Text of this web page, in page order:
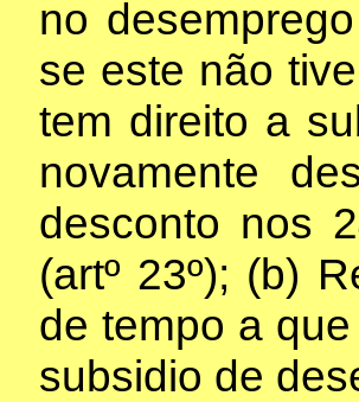
no
se este não
tem direito a
novamente
desconto nos
(artº 23º); (b)
de tempo a
subsidio de